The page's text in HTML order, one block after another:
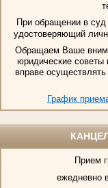
При обращении в
удостоверяющий
Обращаем Ваше
юридические советы
вправе
График
Прием
ежедневно